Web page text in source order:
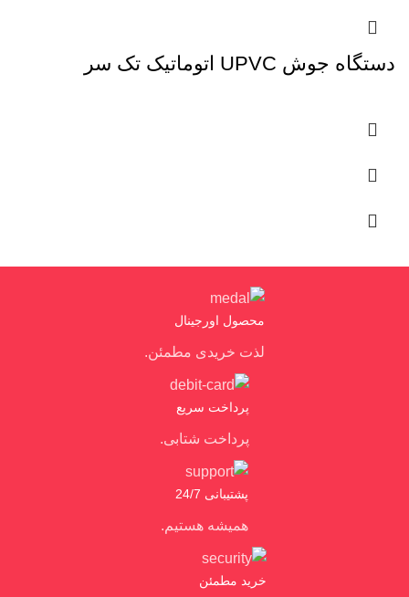
دستگاه جوش UPVC اتوماتیک تک سر
محصول اورجینال
لذت خریدی مطمئن.
پرداخت سریع
پرداخت شتابی.
پشتیبانی 24/7
همیشه هستیم.
خرید مطمئن